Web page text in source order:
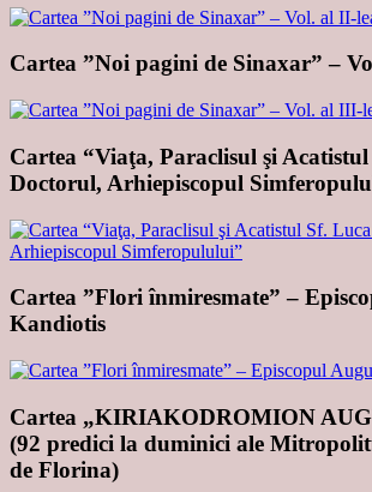
Cartea ”Noi pagini de Sinaxar” –
Cartea “Viaţa, Paraclisul şi
Doctorul, Arhiepiscopul
Cartea ”Flori înmiresmate” –
Kandiotis
Cartea „KIRIAKODROMION
(92 predici la duminici ale
de Florina)